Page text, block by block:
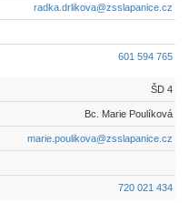
radka.drlikova@zsslapanice.cz
601 594 765
ŠD 4
Bc. Marie Poulíková
marie.poulikova@zsslapanice.cz
720 021 434